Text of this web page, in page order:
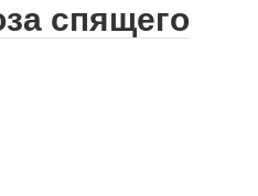
спящего